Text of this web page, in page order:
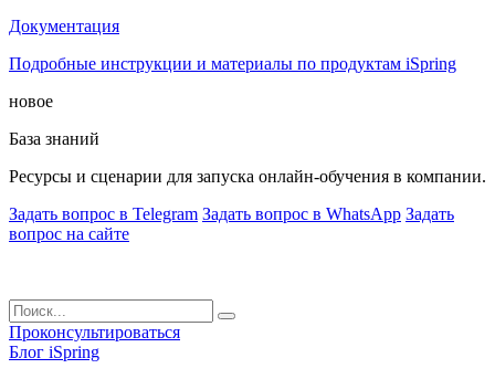
Документация
Подробные инструкции и материалы по продуктам iSpring
новое
База знаний
Ресурсы и сценарии для запуска онлайн-обучения в компании.
Задать вопрос в Telegram Задать вопрос в WhatsApp Задать
вопрос на сайте
Проконсультироваться
Блог iSpring